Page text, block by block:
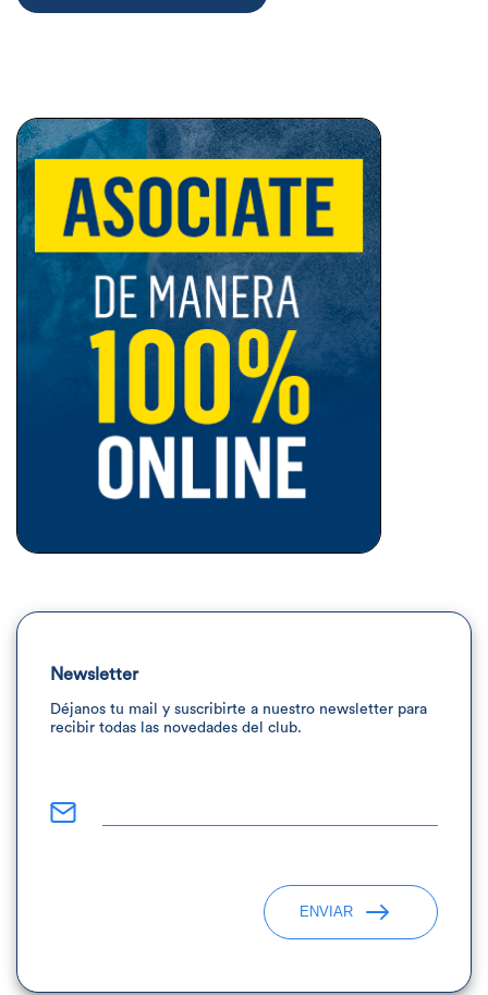
Newsletter
Déjanos tu mail y suscribirte a nuestro newsletter para
recibir todas las novedades del club.
ENVIAR